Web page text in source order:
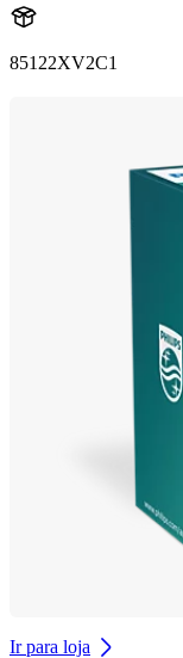
85122XV2C1
Ir para loja